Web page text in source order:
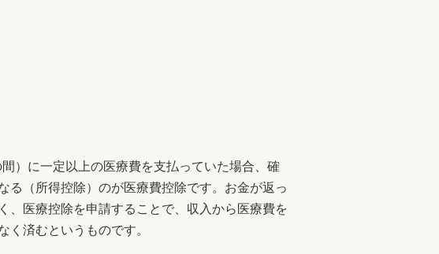
）に一定以上の医療費を支払っていた場合、確
る（所得控除）のが医療費控除です。お金が返っ
、医療控除を申請することで、収入から医療費を
く済むというものです。